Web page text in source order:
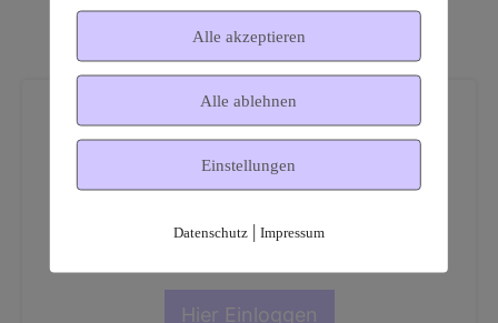
Dies ist ein geschützter
Mitgliederbereich!
Hier Einloggen
Alle akzeptieren
Alle ablehnen
Einstellungen
Datenschutz| Impressum